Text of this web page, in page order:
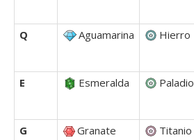
Q Aguamarina Hierro
E Esmeralda Paladio
G Granate Titanio